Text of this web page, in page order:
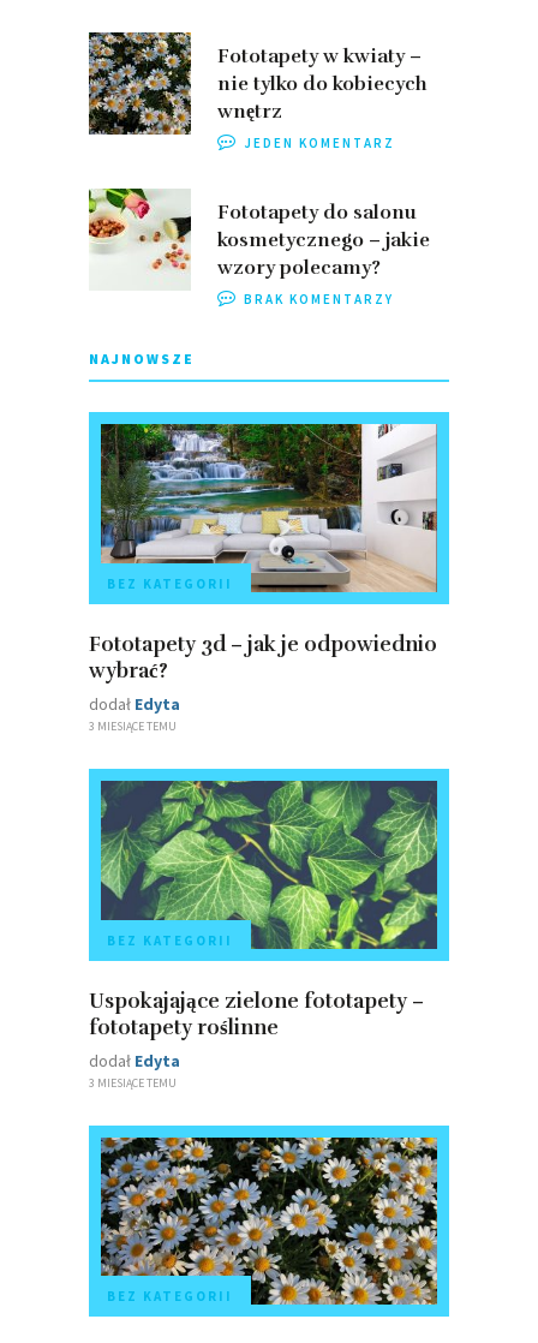
Fototapety w kwiaty –
nie tylko do kobiecych
wnętrz
JEDEN KOMENTARZ
Fototapety do salonu
kosmetycznego – jakie
wzory polecamy?
BRAK KOMENTARZY
NAJNOWSZE
BEZ KATEGORII
Fototapety 3d – jak je odpowiednio
wybrać?
dodał Edyta
3 MIESIĄCE TEMU
BEZ KATEGORII
Uspokajające zielone fototapety –
fototapety roślinne
dodał Edyta
3 MIESIĄCE TEMU
BEZ KATEGORII